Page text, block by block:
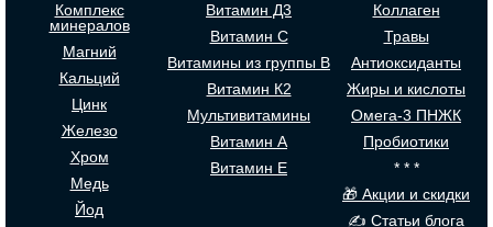
Комплекс
минералов
Магний
Кальций
Цинк
Железо
Хром
Медь
Йод
Витамин Д3
Витамин С
Витамины из группы В
Витамин К2
Мультивитамины
Витамин А
Витамин Е
Коллаген
Травы
Антиоксиданты
Жиры и кислоты
Омега-3 ПНЖК
Пробиотики
* * *
🎁 Акции и скидки
✍ Статьи блога